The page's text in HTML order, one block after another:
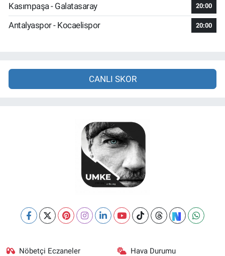
Kasımpaşa - Galatasaray 20:00
Antalyaspor - Kocaelispor 20:00
CANLI SKOR
Nöbetçi Eczaneler Hava Durumu